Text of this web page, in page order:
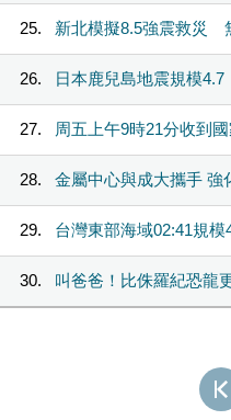
25 新北模擬8.5強震救災
26 日本鹿兒島地震規模
27 周五上午9時21分收到
28 金屬中心與成大攜手 強
29 台灣東部海域02:41規
30 叫爸爸！比侏羅紀恐龍